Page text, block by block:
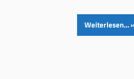
Weiterlesen…